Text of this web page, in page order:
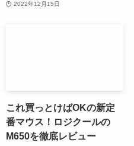
2022年12月15日
これ買っとけばOKの新定
番マウス！ロジクールの
M650を徹底レビュー